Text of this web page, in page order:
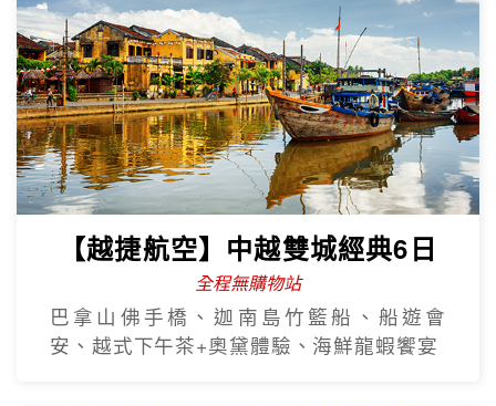
【越捷航空】中越雙城經典6日
全程無購物站
巴拿山佛手橋、迦南島竹籃船、船遊會
安、越式下午茶+奧黛體驗、海鮮龍蝦饗宴